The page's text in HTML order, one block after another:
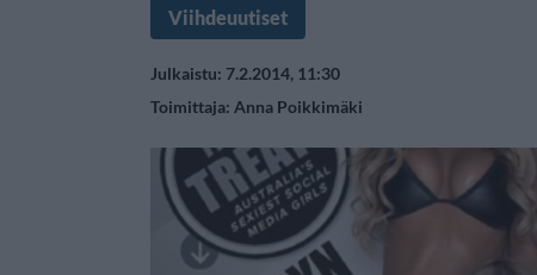
Viihdeuutiset
Julkaistu: 7.2.2014, 11:30
Toimittaja: Anna Poikkimäki